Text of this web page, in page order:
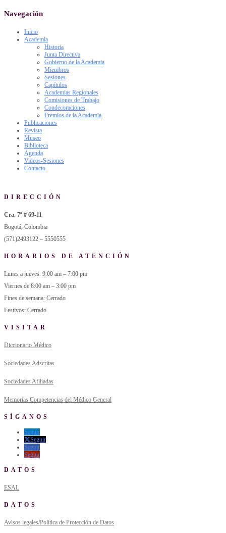
Navegación
Inicio
Academia
Historia
Junta Directiva
Gobierno de la Academia
Miembros
Sesiones
Capítulos
Academias Regionales
Comisiones de Trabajo
Condecoraciones
Premios de la Academia
Publicaciones
Revista
Museo
Biblioteca
Agenda
Videos-Sesiones
Contacto
DIRECCIÓN
Cra. 7ª # 69-11
Bogotá, Colombia
(571)2493122 – 5550555
HORARIOS DE ATENCIÓN
Lunes a jueves: 9:00 am – 7:00 pm
Viernes de 8:00 am – 3:00 pm
Fines de semana: Cerrado
Festivos: Cerrado
VISITAR
Diccionario Médico
Sociedades Adscritas
Sociedades Afiliadas
Memorias Competencias del Médico General
SÍGANOS
Seguir
Seguir
Seguir
Seguir
DATOS
ESAL
DATOS
Avisos legales/Política de Protección de Datos